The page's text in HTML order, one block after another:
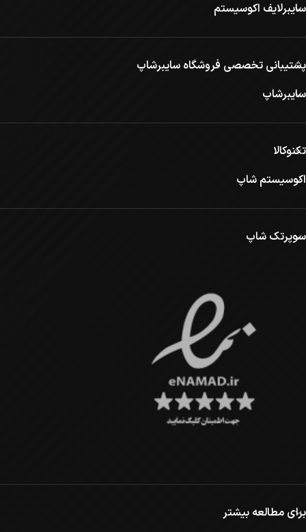
سایبرلایف اکوسیستم
پشتیبانی تخصصی فروشگاه سایبرشاپ
سایبرشاپ
تکنوکالا
اکوسیستم شاپ
سوپرتک شاپ
برای مطالعه بیشتر